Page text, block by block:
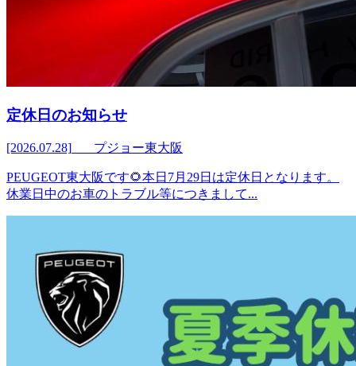
定休日のお知らせ
[2026.07.28] プジョー東大阪
PEUGEOT東大阪です🌻本日7月29日は定休日となります。
休業日中のお車のトラブル等につきまして...